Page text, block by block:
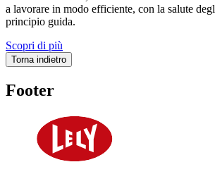
a lavorare in modo efficiente, con la salute
principio guida.
Scopri di più
Torna indietro
Footer